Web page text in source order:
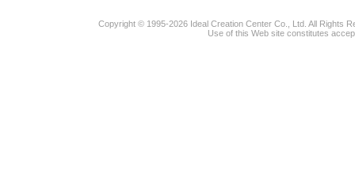
Copyright © 1995-2026 Ideal Creation Center Co., Ltd. All Rights
Use of this Web site constitutes